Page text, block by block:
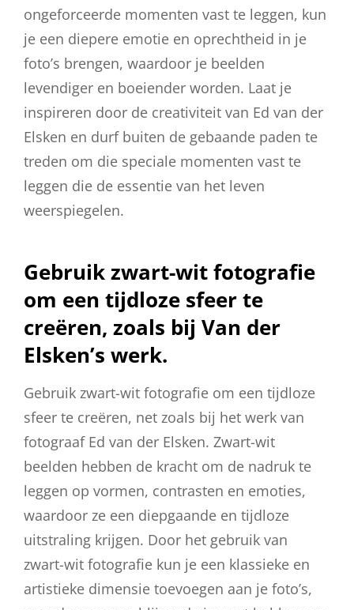
ongeforceerde momenten vast te leggen, kun
je een diepere emotie en oprechtheid in je
foto’s brengen, waardoor je beelden
levendiger en boeiender worden. Laat je
inspireren door de creativiteit van Ed van der
Elsken en durf buiten de gebaande paden te
treden om die speciale momenten vast te
leggen die de essentie van het leven
weerspiegelen.
Gebruik zwart-wit fotografie
om een tijdloze sfeer te
creëren, zoals bij Van der
Elsken’s werk.
Gebruik zwart-wit fotografie om een tijdloze
sfeer te creëren, net zoals bij het werk van
fotograaf Ed van der Elsken. Zwart-wit
beelden hebben de kracht om de nadruk te
leggen op vormen, contrasten en emoties,
waardoor ze een diepgaande en tijdloze
uitstraling krijgen. Door het gebruik van
zwart-wit fotografie kun je een klassieke en
artistieke dimensie toevoegen aan je foto’s,